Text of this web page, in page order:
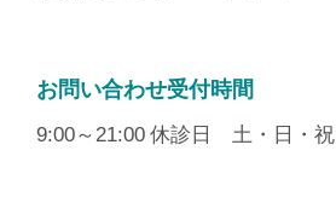
お問い合わせ受付時間
9:00～21:00 休診日 土・日・祝